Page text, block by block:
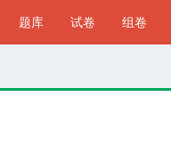
题库 试卷 组卷